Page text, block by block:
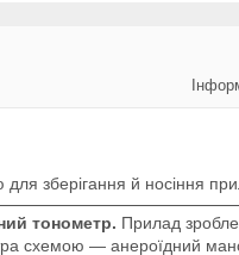
зберігання й носіння
тонометр. Прилад
схемою — анероїдний